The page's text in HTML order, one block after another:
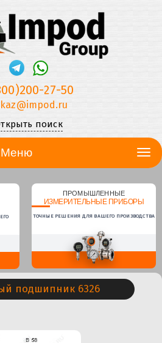
27-50
поиск
Меню
ПРОМЫШЛЕННЫЕ
ИЗМЕРИТЕЛЬНЫЕ ПРИБОРЫ
ТОЧНЫЕ РЕШЕНИЯ ДЛЯ ВАШЕГО ПРОИЗВОДСТВА
подшипник 6326